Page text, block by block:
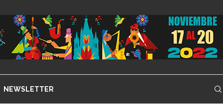
NEWSLETTER